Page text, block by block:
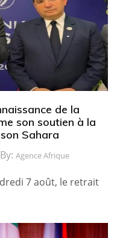
de la
son soutien à la
Sahara
Agence Afrique
7 août, le retrait